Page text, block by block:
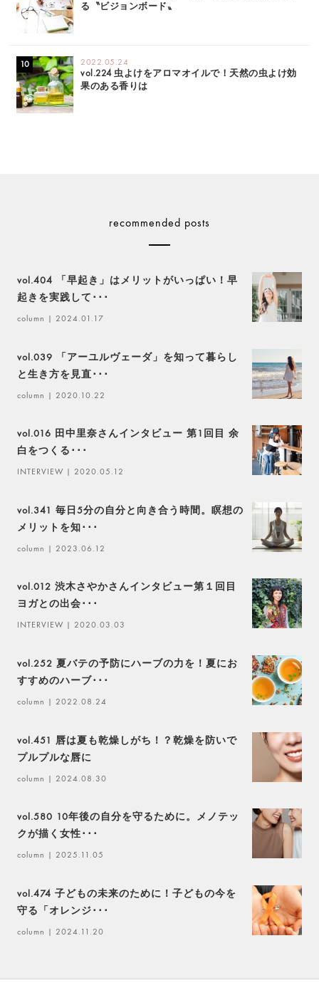
る〝ビジョンボード〟
2022.05.24
vol.224 虫よけをアロマオイルで！天然の虫よけ効
果のある香りは
recommended posts
vol.404 「早起き」はメリットがいっぱい！早
起きを実践して･･･
column | 2024.01.17
vol.039 「アーユルヴェーダ」を知って暮らし
と生き方を見直･･･
column | 2020.10.22
vol.016 田中里奈さんインタビュー 第1回目 余
白をつくる･･･
INTERVIEW| 2020.05.12
vol.341 毎日5分の自分と向き合う時間。瞑想の
メリットを知･･･
column | 2023.06.12
vol.012 渋木さやかさんインタビュー第１回目
ヨガとの出会･･･
INTERVIEW| 2020.03.03
vol.252 夏バテの予防にハーブの力を！夏にお
すすめのハーブ･･･
column | 2022.08.24
vol.451 唇は夏も乾燥しがち！？乾燥を防いで
プルプルな唇に
column | 2024.08.30
vol.580 10年後の自分を守るために。メノテッ
クが描く女性･･･
column | 2025.11.05
vol.474 子どもの未来のために！子どもの今を
守る「オレンジ･･･
column | 2024.11.20